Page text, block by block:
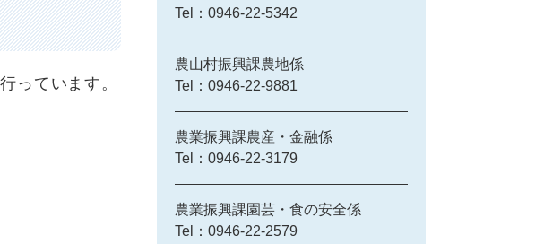
っています。
Tel：0946-22-5342
農山村振興課農地係
Tel：0946-22-9881
農業振興課農産・金融係
Tel：0946-22-3179
農業振興課園芸・食の安全係
Tel：0946-22-2579